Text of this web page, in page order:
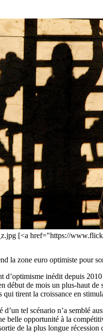
[<a href="https://
la zone euro optimiste pour
d’optimisme inédit depuis
début de mois un plus-haut
qui tirent la croissance en
tel scénario n’a semblé
belle opportunité à la
de la plus longue récession